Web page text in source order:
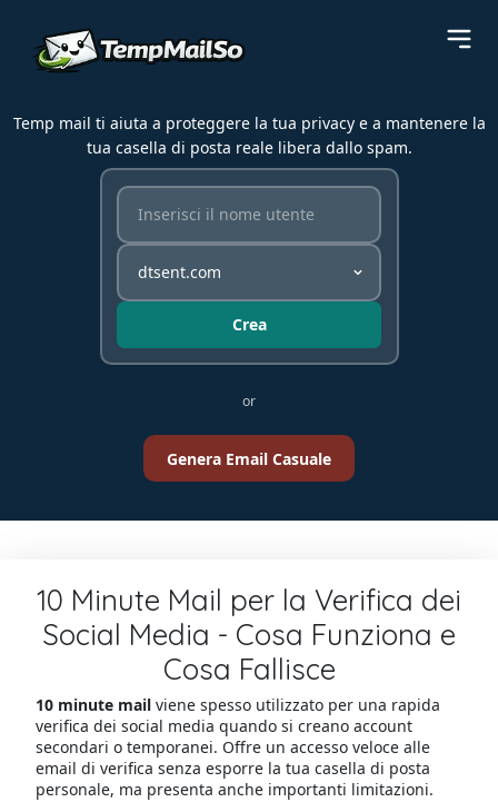
Temp mail ti aiuta a proteggere la tua privacy e a mantenere la
tua casella di posta reale libera dallo spam.
Crea
or
Genera Email Casuale
10 Minute Mail per la Verifica dei
Social Media - Cosa Funziona e
Cosa Fallisce
10 minute mailviene spesso utilizzato per una rapida
verifica dei social media quando si creano account
secondari o temporanei. Offre un accesso veloce alle
email di verifica senza esporre la tua casella di posta
personale, ma presenta anche importanti limitazioni.